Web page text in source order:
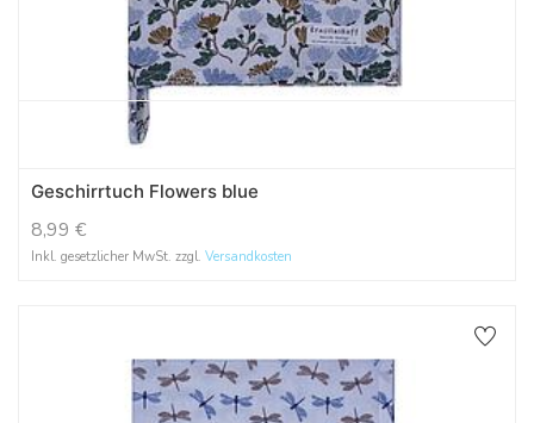
Geschirrtuch Flowers blue
8,99 €
Inkl. gesetzlicher MwSt. zzgl. Versandkosten